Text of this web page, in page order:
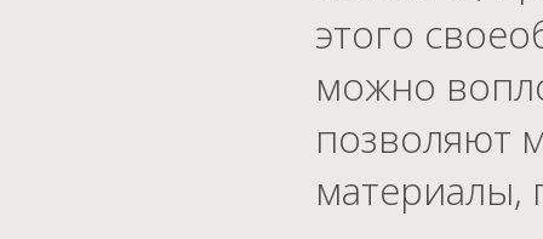
этого
можно
позволяют
материалы,